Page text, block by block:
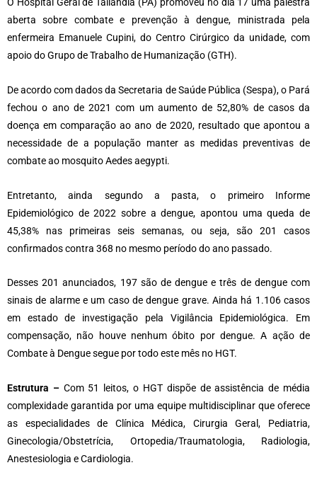
aberta sobre combate e prevenção à dengue, ministrada pela
enfermeira Emanuele Cupini, do Centro Cirúrgico da unidade, com
apoio do Grupo de Trabalho de Humanização (GTH).
De acordo com dados da Secretaria de Saúde Pública (Sespa), o Pará
fechou o ano de 2021 com um aumento de 52,80% de casos da
doença em comparação ao ano de 2020, resultado que apontou a
necessidade de a população manter as medidas preventivas de
combate ao mosquito Aedes aegypti.
Entretanto, ainda segundo a pasta, o primeiro Informe
Epidemiológico de 2022 sobre a dengue, apontou uma queda de
45,38% nas primeiras seis semanas, ou seja, são 201 casos
confirmados contra 368 no mesmo período do ano passado.
Desses 201 anunciados, 197 são de dengue e três de dengue com
sinais de alarme e um caso de dengue grave. Ainda há 1.106 casos
em estado de investigação pela Vigilância Epidemiológica. Em
compensação, não houve nenhum óbito por dengue. A ação de
Combate à Dengue segue por todo este mês no HGT.
Estrutura – Com 51 leitos, o HGT dispõe de assistência de média
complexidade garantida por uma equipe multidisciplinar que oferece
as especialidades de Clínica Médica, Cirurgia Geral, Pediatria,
Ginecologia/Obstetrícia, Ortopedia/Traumatologia, Radiologia,
Anestesiologia e Cardiologia.